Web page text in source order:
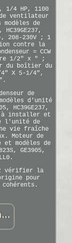
1/4 HP, 1100
de ventilateur
modèles de
208-230V ; 1
contre la
= CCW
1/2" x " ;
du boîtier du
4" X 5-1/4",
de
d'unité
HC39GE237,
à installer et
l'unité de
vie fraîche
Moteur de
et modèles de
GE3905,
vérifier la
pour